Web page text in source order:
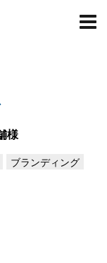
様
ブランディング